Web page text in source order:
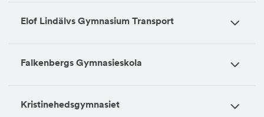
Elof Lindälvs Gymnasium Transport
Falkenbergs Gymnasieskola
Kristinehedsgymnasiet